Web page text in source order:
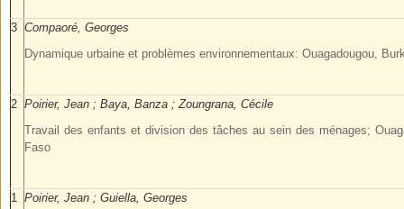
3 Compaoré, Georges
Dynamique urbaine et problèmes environnementaux: Ouagadougou,
2 Poirier, Jean ; Baya, Banza ; Zoungrana, Cécile
Travail des enfants et division des tâches au sein des ménages;
Faso
1 Poirier, Jean ; Guiella, Georges